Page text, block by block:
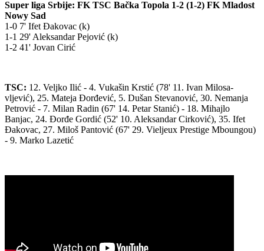
Super liga Srbije: FK TSC Bačka Topola 1-2 (1-2) FK Mladost
Nowy Sad
1-0 7' Ifet Đakovac (k)
1-1 29' Aleksandar Pejović (k)
1-2 41' Jovan Cirić
TSC: 12. Veljko Ilić - 4. Vukašin Krstić (78' 11. Ivan Milosa­
vljević), 25. Mateja Đorđević, 5. Dušan Stevanović, 30. Nemanja
Petrović - 7. Milan Radin (67' 14. Petar Stanić) - 18. Mihajlo
Banjac, 24. Đorđe Gordić (52' 10. Aleksandar Cirković), 35. Ifet
Đakovac, 27. Miloš Pantović (67' 29. Vieljeux Prestige Mboungou)
- 9. Marko Lazetić